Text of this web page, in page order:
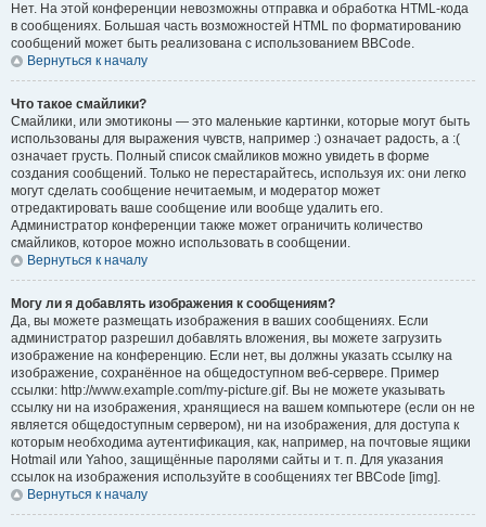
Нет. На этой конференции невозможны отправка и обработка HTML-кода
в сообщениях. Большая часть возможностей HTML по форматированию
сообщений может быть реализована с использованием BBCode.
Вернуться к началу
Что такое смайлики?
Смайлики, или эмотиконы — это маленькие картинки, которые могут быть
использованы для выражения чувств, например :) означает радость, а :(
означает грусть. Полный список смайликов можно увидеть в форме
создания сообщений. Только не перестарайтесь, используя их: они легко
могут сделать сообщение нечитаемым, и модератор может
отредактировать ваше сообщение или вообще удалить его.
Администратор конференции также может ограничить количество
смайликов, которое можно использовать в сообщении.
Вернуться к началу
Могу ли я добавлять изображения к сообщениям?
Да, вы можете размещать изображения в ваших сообщениях. Если
администратор разрешил добавлять вложения, вы можете загрузить
изображение на конференцию. Если нет, вы должны указать ссылку на
изображение, сохранённое на общедоступном веб-сервере. Пример
ссылки: http://www.example.com/my-picture.gif. Вы не можете указывать
ссылку ни на изображения, хранящиеся на вашем компьютере (если он не
является общедоступным сервером), ни на изображения, для доступа к
которым необходима аутентификация, как, например, на почтовые ящики
Hotmail или Yahoo, защищённые паролями сайты и т. п. Для указания
ссылок на изображения используйте в сообщениях тег BBCode [img].
Вернуться к началу